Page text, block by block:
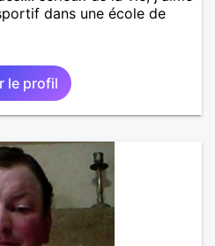
dans une école de
le profil